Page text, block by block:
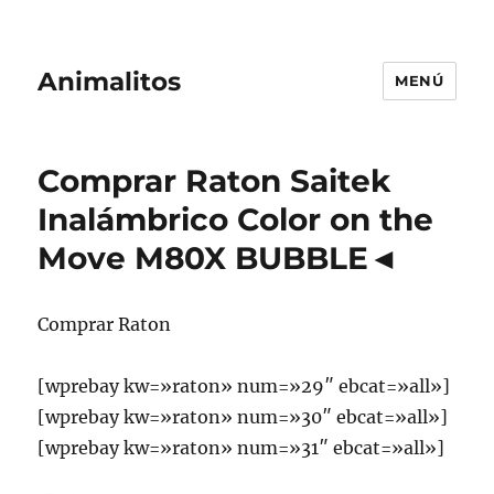
Animalitos MENÚ
Comprar Raton Saitek
Inalámbrico Color on the
Move M80X BUBBLE◄
Comprar Raton
[wprebay kw=»raton» num=»29″ ebcat=»all»]
[wprebay kw=»raton» num=»30″ ebcat=»all»]
[wprebay kw=»raton» num=»31″ ebcat=»all»]